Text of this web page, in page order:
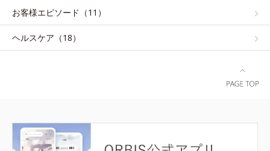
お客様エピソード（11）
ヘルスケア（18）